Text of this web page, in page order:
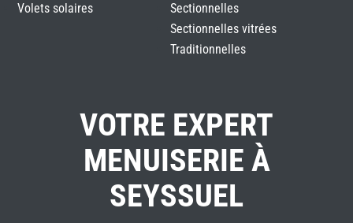
Volets solaires
Sectionnelles
Sectionnelles vitrées
Traditionnelles
VOTRE EXPERT
MENUISERIE À
SEYSSUEL